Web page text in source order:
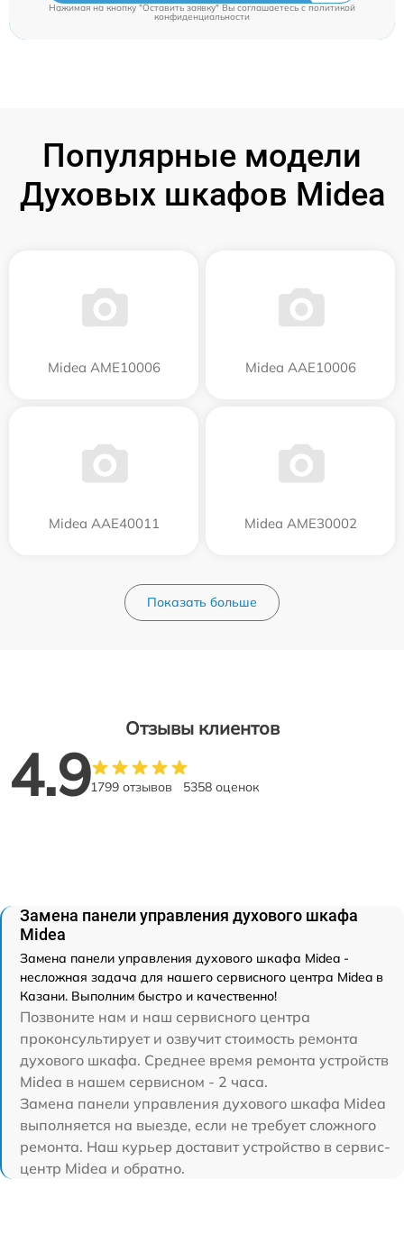
Нажимая на кнопку "Оставить заявку" Вы соглашаетесь cполитикой
конфиденциальности
Популярные модели
Духовых шкафов Midea
Midea AME10006 Midea AAE10006
Midea AAE40011 Midea AME30002
Показать больше
Отзывы клиентов
4.91799 отзывов 5358 оценок
Замена панели управления духового шкафа
Midea
Замена панели управления духового шкафа Midea -
несложная задача для нашего сервисного центра Midea в
Казани. Выполним быстро и качественно!
Позвоните нам и наш сервисного центра
проконсультирует и озвучит стоимость ремонта
духового шкафа. Среднее время ремонта устройств
Midea в нашем сервисном - 2 часа.
Замена панели управления духового шкафа Midea
выполняется на выезде, если не требует сложного
ремонта. Наш курьер доставит устройство в сервис-
центр Midea и обратно.